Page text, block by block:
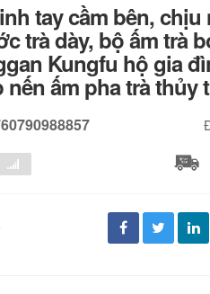
tay cầm bên, chịu
trà dày, bộ ấm trà
Kungfu hộ gia
ấm pha trà thủy